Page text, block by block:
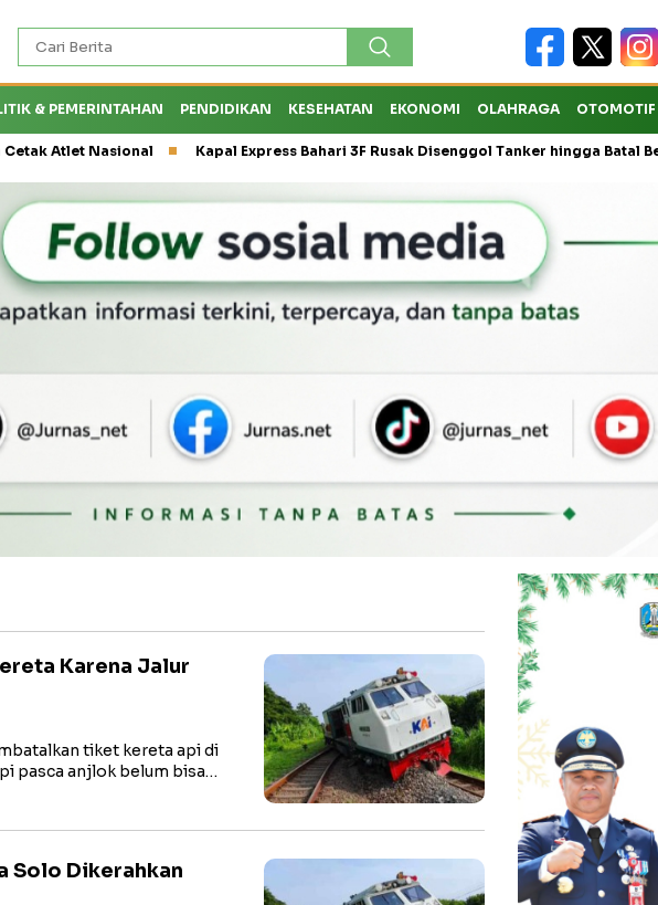
& PEMERINTAHAN PENDIDIKAN KESEHATAN EKONOMI OLAHRAGA
Nasional Kapal Express Bahari 3F Rusak Disenggol Tanker hingga Batal Berlayar,
Karena Jalur
tiket kereta api di
pasca anjlok belum bisa…
Solo Dikerahkan